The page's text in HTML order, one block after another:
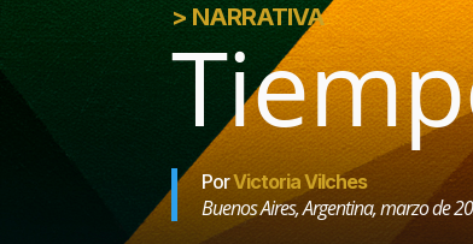
> NARRATIVA
PorVictoria Vilches
Buenos Aires, Argentina, marzo de